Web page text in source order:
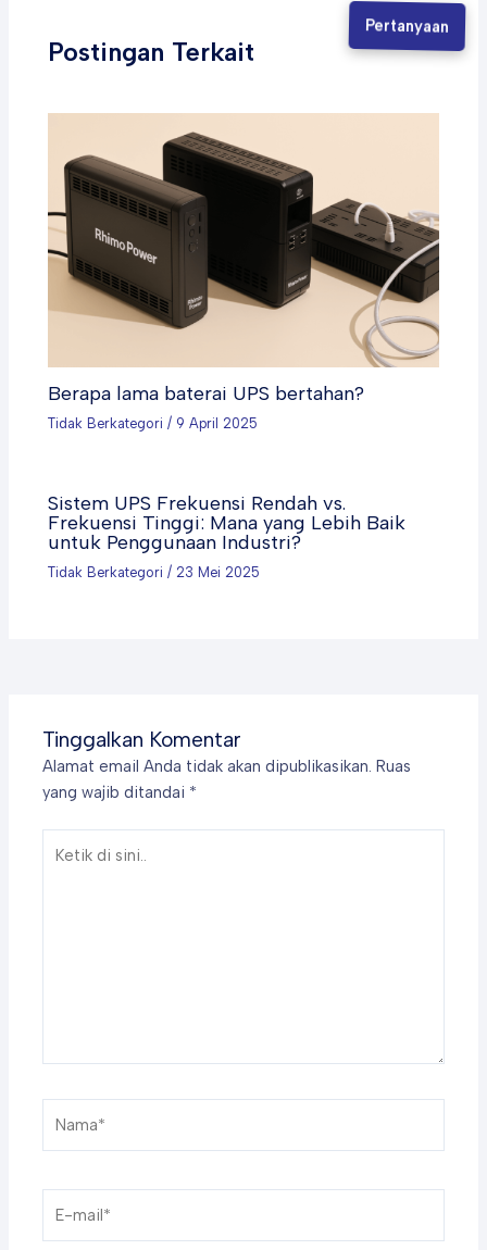
Postingan Terkait
Berapa lama baterai UPS bertahan?
Tidak Berkategori / 9 April 2025
Sistem UPS Frekuensi Rendah vs.
Frekuensi Tinggi: Mana yang Lebih Baik
untuk Penggunaan Industri?
Tidak Berkategori / 23 Mei 2025
Tinggalkan Komentar
Alamat email Anda tidak akan dipublikasikan. Ruas
yang wajib ditandai *
di
mail*
Pertanyaan